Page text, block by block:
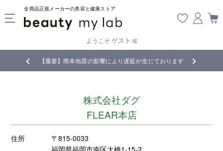
全商品正規メーカーの美容と健康ストア
ようこそ ゲスト 様
【重要】熊本地震の影響により遅延が生じております
株式会社ダグ
FLEAR本店
住所
〒815-0033